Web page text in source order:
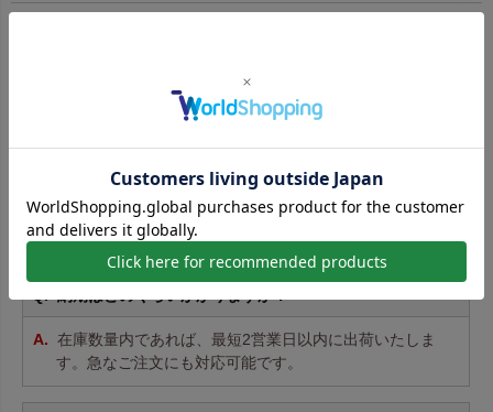
を中心に、
ご用意。用途ごとの詳細は商品ページをご覧ください。
10枚からご注文いただけます。小ロットは割高ですが、
試し購入や小規模仕入れにも便利です。
在庫数量内であれば、最短2営業日以内に出荷いたしま
す。急なご注文にも対応可能です。